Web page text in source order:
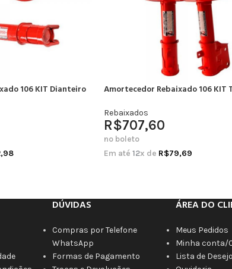
106 KIT Dianteiro Amortecedor Rebaixado 106 KIT
Rebaixados
R$707,60
no boleto
Em até 12x de R$79,69
DÚVIDAS
Compras por Telefone
WhatsApp
Formas de Pagamento
ÁREA DO
Meus Pedidos
Minha conta/
Lista de